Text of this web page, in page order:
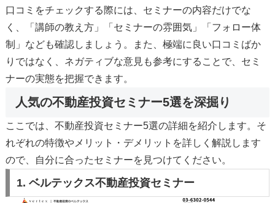
口コミをチェックする際には、セミナーの内容だけでな
く、「講師の教え方」「セミナーの雰囲気」「フォロー体
制」なども確認しましょう。また、極端に良い口コミばか
りではなく、ネガティブな意見も参考にすることで、セミ
ナーの実態を把握できます。
人気の不動産投資セミナー5選を深掘り
ここでは、不動産投資セミナー5選の詳細を紹介します。そ
れぞれの特徴やメリット・デメリットを詳しく解説します
ので、自分に合ったセミナーを見つけてください。
1. ベルテックス不動産投資セミナー